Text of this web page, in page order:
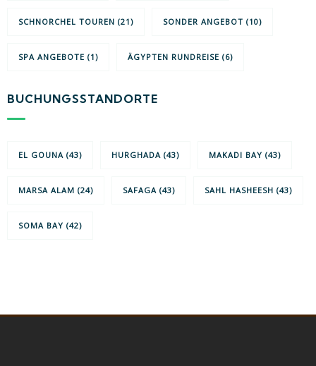
SCHNORCHEL TOUREN (21) SONDER ANGEBOT (10)
SPA ANGEBOTE (1) ÄGYPTEN RUNDREISE (6)
BUCHUNGSSTANDORTE
EL GOUNA (43) HURGHADA (43) MAKADI BAY (43)
MARSA ALAM (24) SAFAGA (43) SAHL HASHEESH (43)
SOMA BAY (42)